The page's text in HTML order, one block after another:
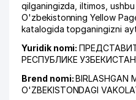
qilganingizda, iltimos,
O'zbekistonning Yellow
katalogida topganingizni
Yuridik nomi:
РЕСПУБЛИКЕ УЗБЕКИСТАН
Brend nomi:BIRLASHGAN
O'ZBEKISTONDAGI